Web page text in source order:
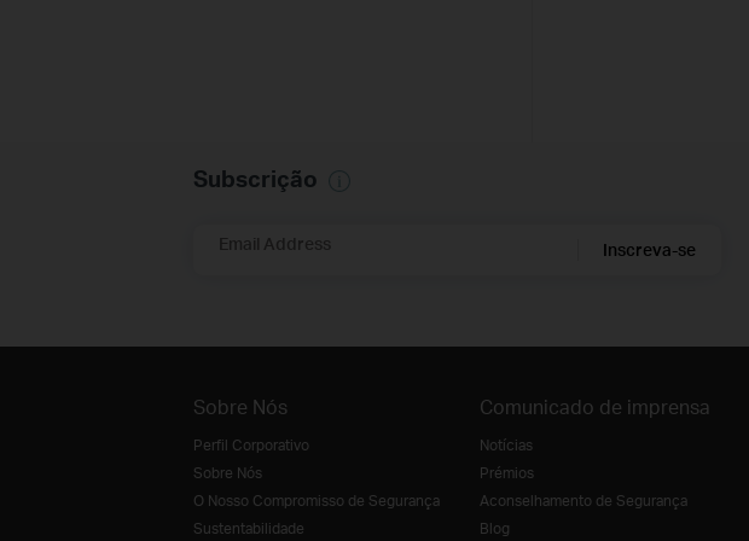
Subscrição
Email Address Inscreva-se
Sobre Nós
Perfil Corporativo
Sobre Nós
O Nosso Compromisso de Segurança
Sustentabilidade
Comunicado de imprensa
Notícias
Prémios
Aconselhamento de Segurança
Blog